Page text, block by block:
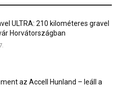
ULTRA: 210 kilométeres gravel
Horvátországban
az Accell Hunland – leáll a